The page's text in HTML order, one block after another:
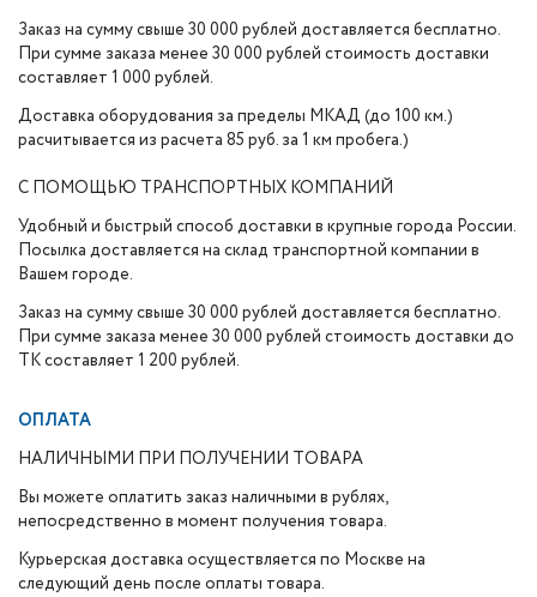
Заказ на сумму свыше 30 000 рублей доставляется бесплатно.
При сумме заказа менее 30 000 рублей стоимость доставки
составляет 1 000 рублей.
Доставка оборудования за пределы МКАД (до 100 км.)
расчитывается из расчета 85 руб. за 1 км пробега.)
С ПОМОЩЬЮ ТРАНСПОРТНЫХ КОМПАНИЙ
Удобный и быстрый способ доставки в крупные города России.
Посылка доставляется на склад транспортной компании в
Вашем городе.
Заказ на сумму свыше 30 000 рублей доставляется бесплатно.
При сумме заказа менее 30 000 рублей стоимость доставки до
ТК составляет 1 200 рублей.
ОПЛАТА
НАЛИЧНЫМИ ПРИ ПОЛУЧЕНИИ ТОВАРА
Вы можете оплатить заказ наличными в рублях,
непосредственно в момент получения товара.
Курьерская доставка осуществляется по Москве на
следующий день после оплаты товара.